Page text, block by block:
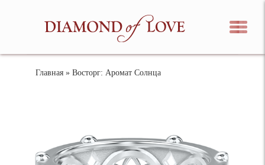
Главная » Восторг: Аромат Солнца